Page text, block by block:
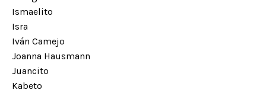
Ismaelito
Isra
Iván Camejo
Joanna Hausmann
Juancito
Kabeto